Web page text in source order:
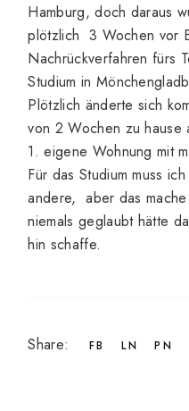
Hamburg, doch daraus
plötzlich 3 Wochen vor
Nachrückverfahren fürs
Studium in
Plötzlich änderte sich
von 2 Wochen zu hause
1. eigene Wohnung mit
Für das Studium muss
andere, aber das
niemals geglaubt hätte
hin schaffe.
Share: FB LN PN